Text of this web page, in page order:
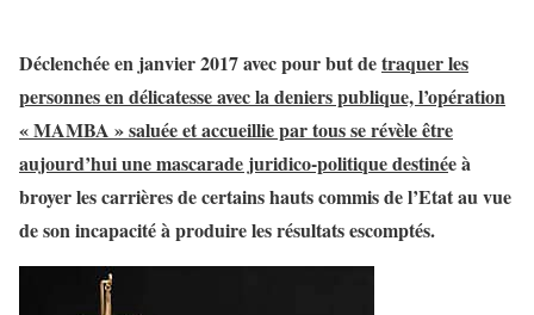
Déclenchée en janvier 2017 avec pour but detraquer les
personnes en délicatesse avec la deniers publique, l’opération
« MAMBA » saluée et accueillie par tous se révèle être
aujourd’hui une mascarade juridico-politique destinée à
broyer les carrières de certains hauts commis de l’Etat au vue
de son incapacité à produire les résultats escomptés.